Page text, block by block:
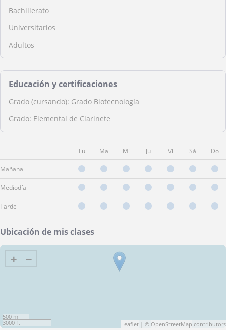
Bachillerato
Universitarios
Adultos
Educación y certificaciones
Grado (cursando): Grado Biotecnología
Grado: Elemental de Clarinete
Lu Ma Mi Ju Vi Sá Do
Mañana
Mediodía
Tarde
Ubicación de mis clases
+ −
500 m
3000 ft
Leaflet | © OpenStreetMap contributors